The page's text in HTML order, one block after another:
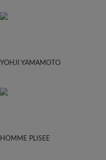
YOHJI YAMAMOTO
HOMME PLISEE